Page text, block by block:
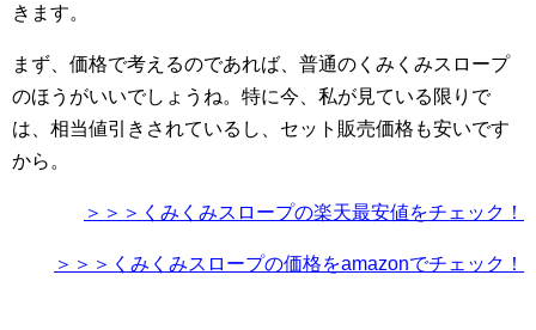
きます。
まず、価格で考えるのであれば、普通のくみくみスロープ
のほうがいいでしょうね。特に今、私が見ている限りで
は、相当値引きされているし、セット販売価格も安いです
から。
＞＞＞くみくみスロープの楽天最安値をチェック！
＞＞＞くみくみスロープの価格をamazonでチェック！